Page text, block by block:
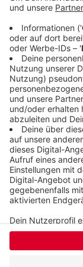
Stunde in
Feuerwehr
Unfall ist
Veröffentlicht:
Anzeige
Anzeige